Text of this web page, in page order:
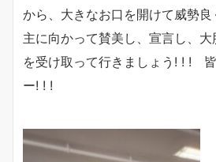
から、大きなお口を開けて威勢良
主に向かって賛美し、宣言し、
を受け取って行きましょう! ! !
ー! ! !